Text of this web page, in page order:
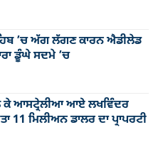
’ਚ ਅੱਗ ਲੱਗਣ ਕਾਰਨ ਐਡੀਲੇਡ
ਡੂੰਘੇ ਸਦਮੇ ’ਚ
ਕੇ ਆਸਟ੍ਰੇਲੀਆ ਆਏ ਲਖਵਿੰਦਰ
11 ਮਿਲੀਅਨ ਡਾਲਰ ਦਾ ਪ੍ਰਾਪਰਟੀ